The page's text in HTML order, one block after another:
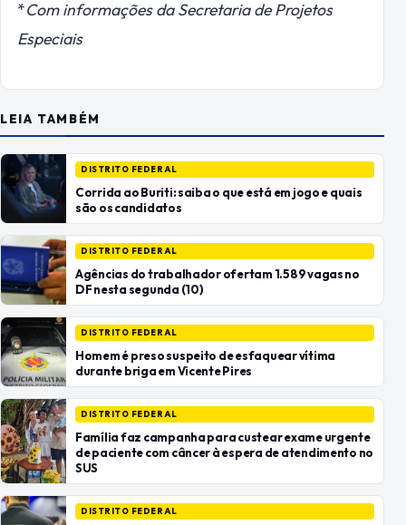
*Com informações da Secretaria de Projetos
Especiais
LEIA TAMBÉM
DISTRITO FEDERAL
Corrida ao Buriti: saiba o que está em jogo e quais
são os candidatos
DISTRITO FEDERAL
Agências do trabalhador ofertam 1.589 vagas no
DF nesta segunda (10)
DISTRITO FEDERAL
Homem é preso suspeito de esfaquear vítima
durante briga em Vicente Pires
DISTRITO FEDERAL
Família faz campanha para custear exame urgente
de paciente com câncer à espera de atendimento no
SUS
DISTRITO FEDERAL